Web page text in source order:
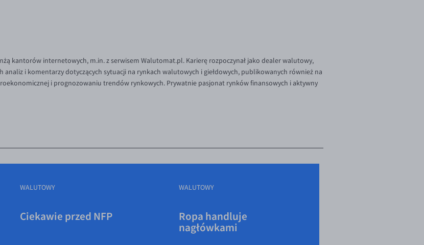
kantorów internetowych, m.in. z serwisem Walutomat.pl. Karierę rozpoczynał jako dealer walutowy,
analiz i komentarzy dotyczących sytuacji na rynkach walutowych i giełdowych, publikowanych również na
i prognozowaniu trendów rynkowych. Prywatnie pasjonat rynków finansowych i aktywny
WALUTOWY
Ciekawie przed NFP
WALUTOWY
Ropa handluje
nagłówkami